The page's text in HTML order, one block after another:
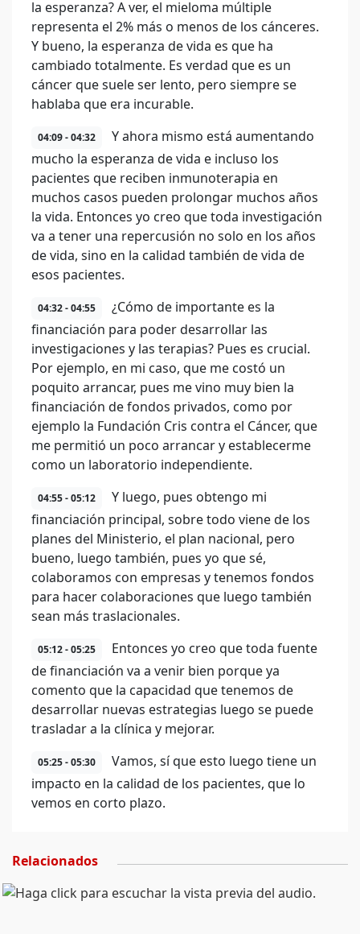
la esperanza? A ver, el mieloma múltiple
representa el 2% más o menos de los cánceres.
Y bueno, la esperanza de vida es que ha
cambiado totalmente. Es verdad que es un
cáncer que suele ser lento, pero siempre se
hablaba que era incurable.
04:09 - 04:32
Y ahora mismo está aumentando
mucho la esperanza de vida e incluso los
pacientes que reciben inmunoterapia en
muchos casos pueden prolongar muchos años
la vida. Entonces yo creo que toda investigación
va a tener una repercusión no solo en los años
de vida, sino en la calidad también de vida de
esos pacientes.
04:32 - 04:55
¿Cómo de importante es la
financiación para poder desarrollar las
investigaciones y las terapias? Pues es crucial.
Por ejemplo, en mi caso, que me costó un
poquito arrancar, pues me vino muy bien la
financiación de fondos privados, como por
ejemplo la Fundación Cris contra el Cáncer, que
me permitió un poco arrancar y establecerme
como un laboratorio independiente.
04:55 - 05:12
Y luego, pues obtengo mi
financiación principal, sobre todo viene de los
planes del Ministerio, el plan nacional, pero
bueno, luego también, pues yo que sé,
colaboramos con empresas y tenemos fondos
para hacer colaboraciones que luego también
sean más traslacionales.
05:12 - 05:25
Entonces yo creo que toda fuente
de financiación va a venir bien porque ya
comento que la capacidad que tenemos de
desarrollar nuevas estrategias luego se puede
trasladar a la clínica y mejorar.
05:25 - 05:30
Vamos, sí que esto luego tiene un
impacto en la calidad de los pacientes, que lo
vemos en corto plazo.
Relacionados